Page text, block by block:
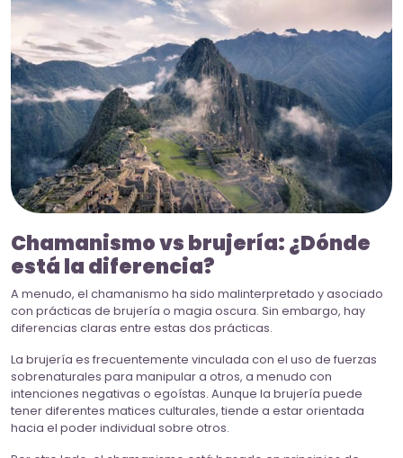
Chamanismo vs brujería: ¿Dónde
está la diferencia?
A menudo, el chamanismo ha sido malinterpretado y asociado
con prácticas de brujería o magia oscura. Sin embargo, hay
diferencias claras entre estas dos prácticas.
La brujería es frecuentemente vinculada con el uso de fuerzas
sobrenaturales para manipular a otros, a menudo con
intenciones negativas o egoístas. Aunque la brujería puede
tener diferentes matices culturales, tiende a estar orientada
hacia el poder individual sobre otros.